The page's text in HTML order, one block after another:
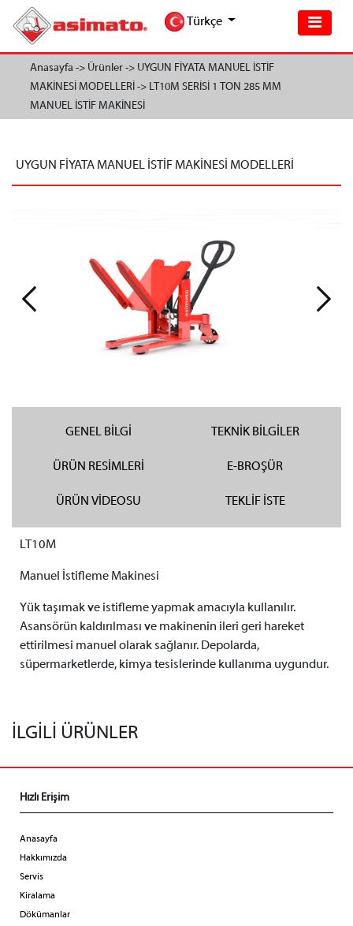
Türkçe
Anasayfa -> Ürünler -> UYGUN FİYATA MANUEL İSTİF
MAKİNESİ MODELLERİ -> LT10M SERİSİ 1 TON 285 MM
MANUEL İSTİF MAKİNESİ
UYGUN FİYATA MANUEL İSTİF MAKİNESİ MODELLERİ
GENEL BİLGİ TEKNİK BİLGİLER
ÜRÜN RESİMLERİ E-BROŞÜR
ÜRÜN VİDEOSU TEKLİF İSTE
LT10M
Manuel İstifleme Makinesi
Yük taşımak ve istifleme yapmak amacıyla kullanılır.
Asansörün kaldırılması ve makinenin ileri geri hareket
ettirilmesi manuel olarak sağlanır. Depolarda,
süpermarketlerde, kimya tesislerinde kullanıma uygundur.
İLGİLİ ÜRÜNLER
Hızlı Erişim
Anasayfa
Hakkımızda
Servis
Kiralama
Dökümanlar